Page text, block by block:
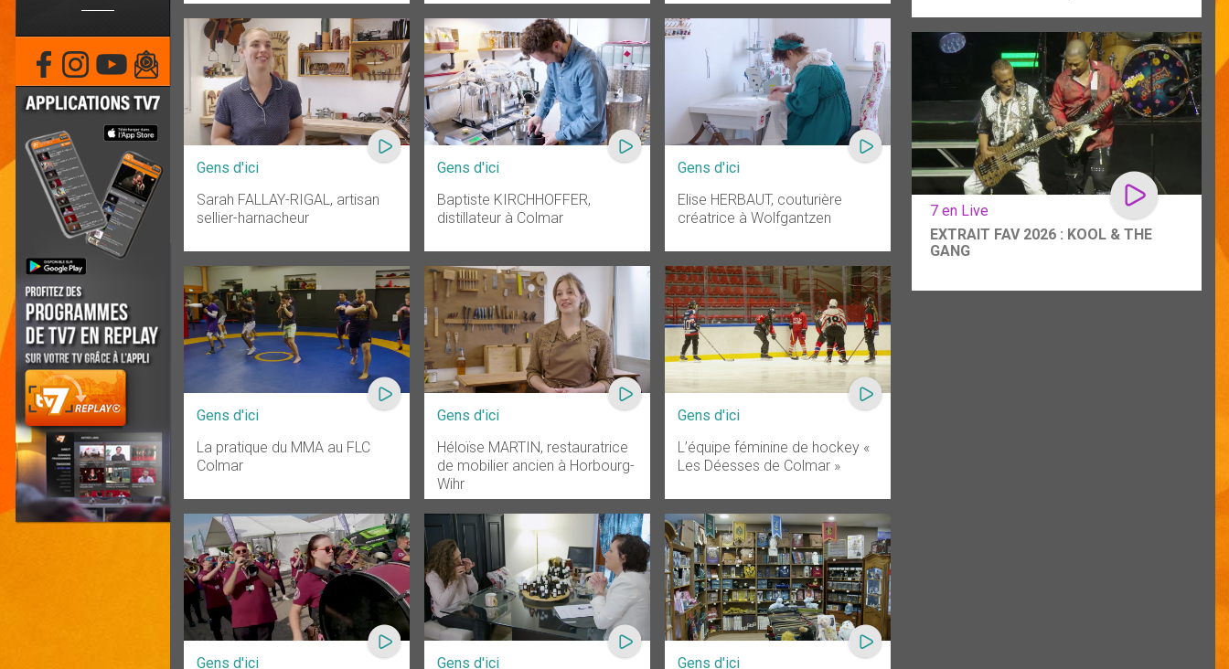
Gens d'ici
Sarah FALLAY-RIGAL, artisan
sellier-harnacheur
Gens d'ici
Baptiste KIRCHHOFFER,
distillateur à Colmar
Gens d'ici
Elise HERBAUT, couturière
créatrice à Wolfgantzen
Gens d'ici
La pratique du MMA au FLC
Colmar
Gens d'ici
Héloïse MARTIN, restauratrice
de mobilier ancien à Horbourg-
Wihr
Gens d'ici
L’équipe féminine de hockey «
Les Déesses de Colmar »
Gens d'ici Gens d'ici Gens d'ici
7 en Live
EXTRAIT FAV 2026 : KOOL & THE
GANG